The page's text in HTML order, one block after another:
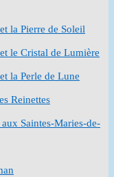
la Pierre de Soleil
le Cristal de Lumière
la Perle de Lune
Reinettes
Saintes-Maries-de-